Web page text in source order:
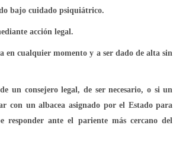
bajo cuidado psiquiátrico.
acción legal.
cualquier momento y a ser dado de alta sin
un consejero legal, de ser necesario, o si un
con un albacea asignado por el Estado para
responder ante el pariente más cercano del